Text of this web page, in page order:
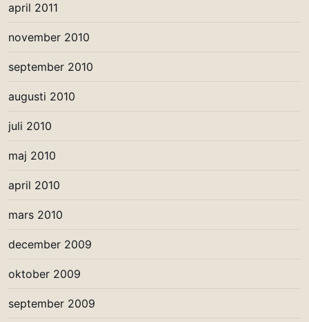
april 2011
november 2010
september 2010
augusti 2010
juli 2010
maj 2010
april 2010
mars 2010
december 2009
oktober 2009
september 2009